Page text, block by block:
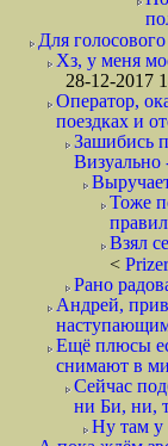
Для
Хз, у меня
28-12-2017
Оператор,
поездках и
Зашибись
Визуально
Тоже
Взял
<
Рано
Андрей,
Ещё плюсы
снимают в
Сейчас
ни Би, ни,
Ну там у